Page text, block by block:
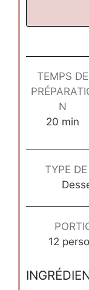
TEMPS DE
N
20 min
TYPE
12